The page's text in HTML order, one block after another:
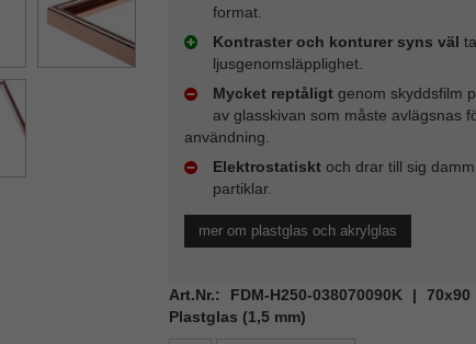
format.
Kontraster och konturer syns väl
ljusgenomsläpplighet.
Mycket reptåligtgenom skyddsfilm
av glasskivan som måste avlägsnas
användning.
Elektrostatisktoch drar till sig
partiklar.
mer om plastglas och akrylglas
Art.Nr.: FDM-H250-038070090K |
Plastglas (1,5 mm)